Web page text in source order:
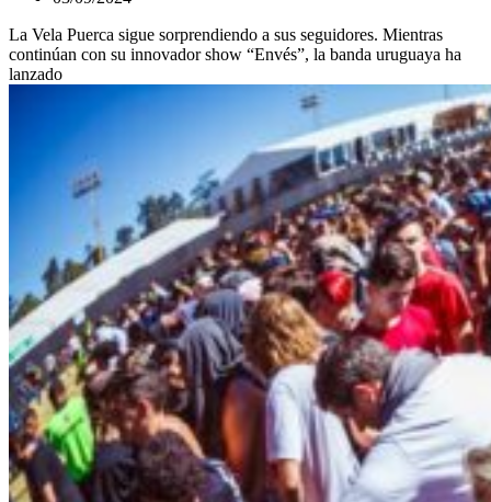
La Vela Puerca sigue sorprendiendo a sus seguidores. Mientras
continúan con su innovador show “Envés”, la banda uruguaya ha
lanzado